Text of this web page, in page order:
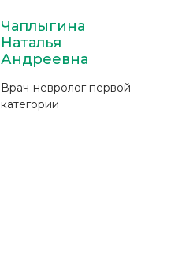
Чаплыгина
Наталья
Андреевна
Врач-невролог первой
категории